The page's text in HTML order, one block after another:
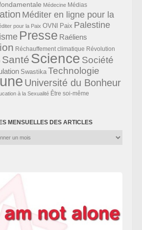
Médecine Médias
Méditer en ligne pour la
pour la Paix OVNI Paix Palestine
Presse Raéliens
Réchauffement climatique Révolution
Santé Science Société
Swastika Technologie
Université du Bonheur
à la Sexualité Être soi-même
MENSUELLES DES ARTICLES